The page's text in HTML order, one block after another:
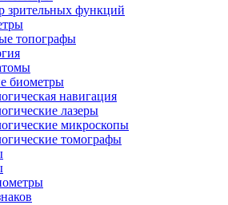
зрительных функций
топографы
биометры
навигация
лазеры
микроскопы
томографы